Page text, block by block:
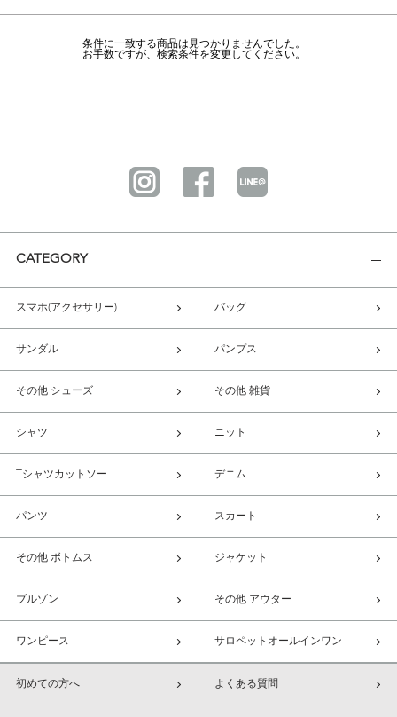
条件に一致する商品は見つかりませんでした。
お手数ですが、検索条件を変更してください。
CATEGORY
スマホ(アクセサリー) バッグ
サンダル パンプス
その他 シューズ その他 雑貨
シャツ ニット
Tシャツカットソー デニム
パンツ スカート
その他 ボトムス ジャケット
ブルゾン その他 アウター
ワンピース サロペットオールインワン
初めての方へ よくある質問